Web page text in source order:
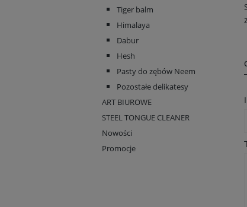
Tiger balm
Himalaya
Dabur
Hesh
Pasty do zębów Neem
Pozostałe delikatesy
ART BIUROWE
STEEL TONGUE CLEANER
Nowości
Promocje